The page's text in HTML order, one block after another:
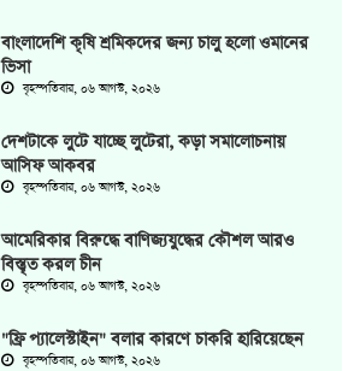
বাংলাদেশি কৃষি শ্রমিকদের জন্য চালু হলো ওমানের
ভিসা
বৃহস্পতিবার, ০৬ আগস্ট, ২০২৬
দেশটাকে লুটে যাচ্ছে লুটেরা, কড়া সমালোচনায়
আসিফ আকবর
বৃহস্পতিবার, ০৬ আগস্ট, ২০২৬
আমেরিকার বিরুদ্ধে বাণিজ্যযুদ্ধের কৌশল আরও
বিস্তৃত করল চীন
বৃহস্পতিবার, ০৬ আগস্ট, ২০২৬
"ফ্রি প্যালেস্টাইন" বলার কারণে চাকরি হারিয়েছেন
বৃহস্পতিবার, ০৬ আগস্ট, ২০২৬